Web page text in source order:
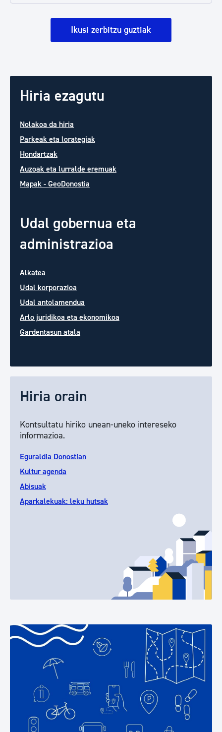
Ikusi zerbitzu guztiak
Hiria ezagutu
Nolakoa da hiria
Parkeak eta lorategiak
Hondartzak
Auzoak eta lurralde eremuak
Mapak - GeoDonostia
Udal gobernua eta
administrazioa
Alkatea
Udal korporazioa
Udal antolamendua
Arlo juridikoa eta ekonomikoa
Gardentasun atala
Hiria orain
Kontsultatu hiriko unean-uneko intereseko
informazioa.
Eguraldia Donostian
Kultur agenda
Abisuak
Aparkalekuak: leku hutsak